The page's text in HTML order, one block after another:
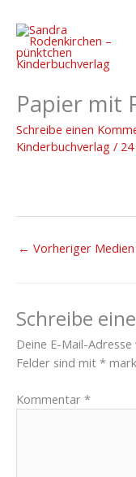
Inhalt
springen
Papier mit
Schreibe einen
Kinderbuchverlag /
← Vorheriger Medien
Schreibe
Deine E-Mail-
Felder sind mit *
Kommentar *